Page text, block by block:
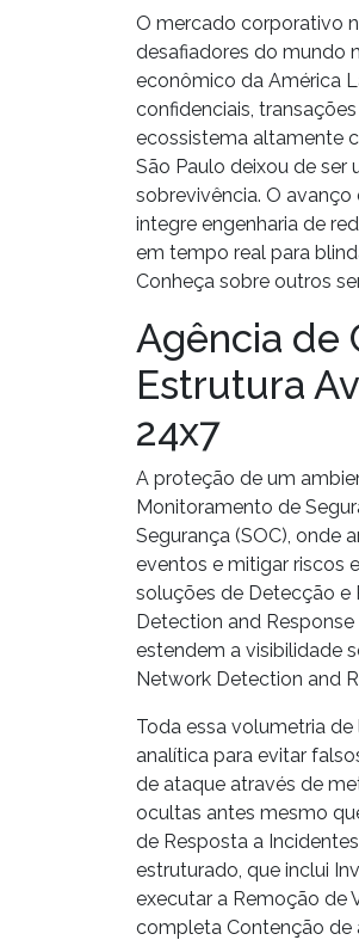
O mercado corporativo
desafiadores do mundo
econômico da América
confidenciais,
ecossistema altamente
São Paulo deixou de
sobrevivência. O
integre engenharia de
em tempo real para
Conheça sobre outros
Agência de
Estrutura
24x7
A proteção de um
Monitoramento de
Segurança (SOC), onde
eventos e mitigar riscos
soluções de Detecção e
Detection and Response
estendem a visibilidade
Network Detection and
Toda essa volumetria
analítica para evitar
de ataque através de
ocultas antes mesmo
de Resposta a Incidentes
estruturado, que inclui
executar a Remoção de
completa Contenção de